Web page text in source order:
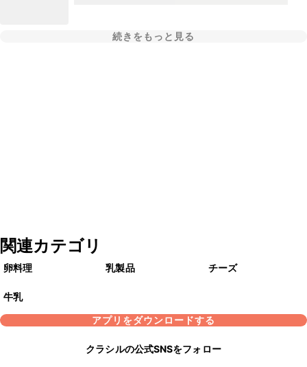
続きをもっと見る
関連カテゴリ
卵料理 乳製品 チーズ
牛乳
アプリをダウンロードする
クラシルの公式SNSをフォロー